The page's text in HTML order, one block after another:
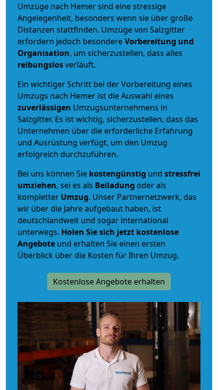
Umzüge nach Hemer sind eine stressige
Angelegenheit, besonders wenn sie über große
Distanzen stattfinden. Umzüge von Salzgitter
erfordern jedoch besondereVorbereitung und
Organisation, um sicherzustellen, dass alles
reibungslosverläuft.
Ein wichtiger Schritt bei der Vorbereitung eines
Umzugs nach Hemer ist die Auswahl eines
zuverlässigen Umzugsunternehmens in
Salzgitter. Es ist wichtig, sicherzustellen, dass das
Unternehmen über die erforderliche Erfahrung
und Ausrüstung verfügt, um den Umzug
erfolgreich durchzuführen.
Bei uns können Sie kostengünstig und stressfrei
umziehen, sei es als Beiladung oder als
kompletter Umzug. Unser Partnernetzwerk, das
wir über die Jahre aufgebaut haben, ist
deutschlandweit und sogar international
unterwegs. Holen Sie sich jetzt kostenlose
Angebote und erhalten Sie einen ersten
Überblick über die Kosten für Ihren Umzug.
Kostenlose Angebote erhalten